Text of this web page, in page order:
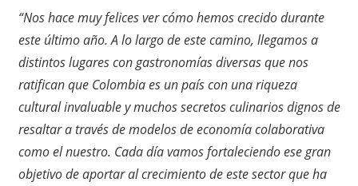
“Nos hace muy felices ver cómo hemos crecido durante
este último año. A lo largo de este camino, llegamos a
distintos lugares con gastronomías diversas que nos
ratifican que Colombia es un país con una riqueza
cultural invaluable y muchos secretos culinarios dignos de
resaltar a través de modelos de economía colaborativa
como el nuestro. Cada día vamos fortaleciendo ese gran
objetivo de aportar al crecimiento de este sector que ha